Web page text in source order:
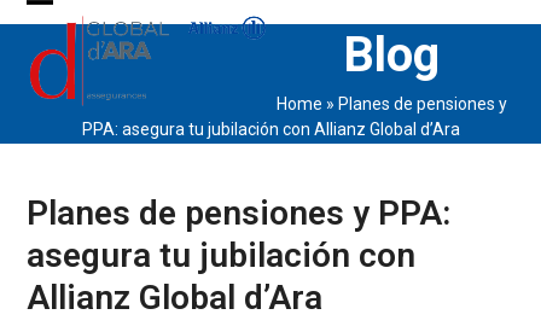
Skip
content
Open
mobile
menu
Close
mobile
menu
Blog
Home » Planes de pensiones y
PPA: asegura tu jubilación con Allianz Global d’Ara
Planes de pensiones y PPA:
asegura tu jubilación con
Allianz Global d’Ara